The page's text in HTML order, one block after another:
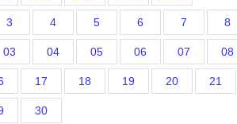
3 4 5 6 7 8
03 04 05 06 07 08
17 18 19 20 21
30